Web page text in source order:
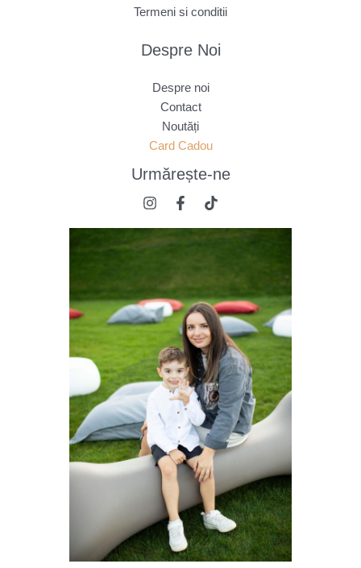
Termeni si conditii
Despre Noi
Despre noi
Contact
Noutăți
Card Cadou
Urmărește-ne